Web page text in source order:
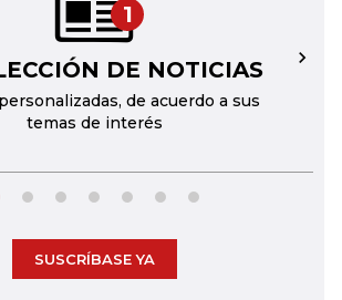
1
DE NOTICIAS
de acuerdo a sus
temas de interés
→
SUSCRÍBASE YA